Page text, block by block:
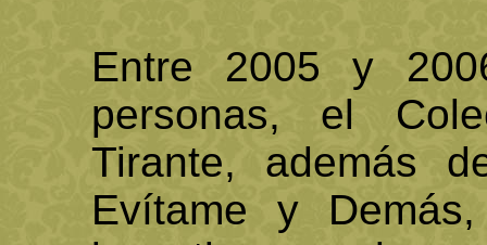
Entre 2005 y
personas, el
Tirante, además
Evítame y